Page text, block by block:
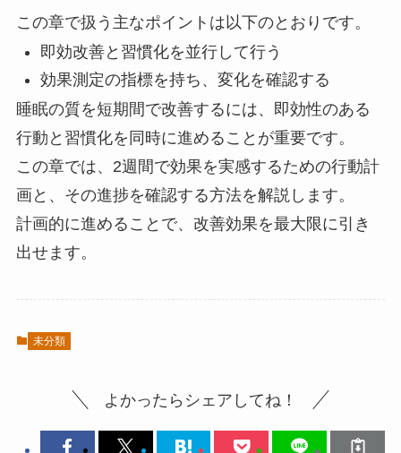
この章で扱う主なポイントは以下のとおりです。
即効改善と習慣化を並行して行う
効果測定の指標を持ち、変化を確認する
睡眠の質を短期間で改善するには、即効性のある
行動と習慣化を同時に進めることが重要です。
この章では、2週間で効果を実感するための行動計
画と、その進捗を確認する方法を解説します。
計画的に進めることで、改善効果を最大限に引き
出せます。
未分類
よかったらシェアしてね！